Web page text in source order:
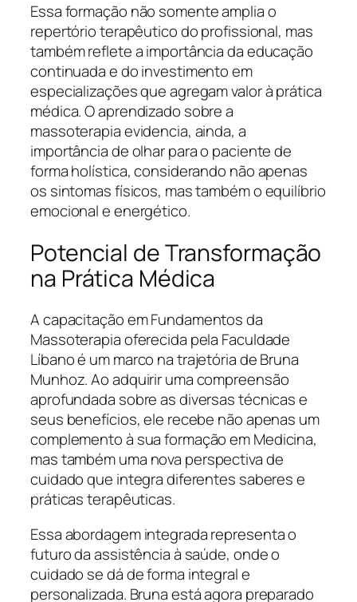
Essa formação não somente amplia o
repertório terapêutico do profissional, mas
também reflete a importância da educação
continuada e do investimento em
especializações que agregam valor à prática
médica. O aprendizado sobre a
massoterapia evidencia, ainda, a
importância de olhar para o paciente de
forma holística, considerando não apenas
os sintomas físicos, mas também o equilíbrio
emocional e energético.
Potencial de Transformação
na Prática Médica
A capacitação em Fundamentos da
Massoterapia oferecida pela Faculdade
Líbano é um marco na trajetória de Bruna
Munhoz. Ao adquirir uma compreensão
aprofundada sobre as diversas técnicas e
seus benefícios, ele recebe não apenas um
complemento à sua formação em Medicina,
mas também uma nova perspectiva de
cuidado que integra diferentes saberes e
práticas terapêuticas.
Essa abordagem integrada representa o
futuro da assistência à saúde, onde o
cuidado se dá de forma integral e
personalizada. Bruna está agora preparado